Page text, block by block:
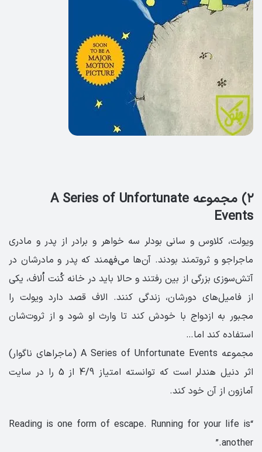
۲) مجموعه A Series of Unfortunate
Events
ویولت، کلاوس و سانی بودلر سه خواهر و برادر از پدر و مادری
ماجراجو و ثروتمند بودند. آن‌ها می‌فهمند که پدر و مادرشان در
آتش‌سوزی بزرگی از بین رفتند و حالا باید در خانه کُنت اُلاف، یکی
از فامیل‌های دورشان، زندگی کنند. الاف قصد دارد ویولت را
مجبور به ازدواج با خودش کند تا وارث او شود و از ثروت‌شان
استفاده کند اما…
مجموعه A Series of Unfortunate Events (ماجراهای ناگوار)
اثر دنیل هندلر است که توانسته امتیاز 4/9 از 5 را در سایت
آمازون از آن خود کند.
“Reading is one form of escape. Running for your life is
another.”